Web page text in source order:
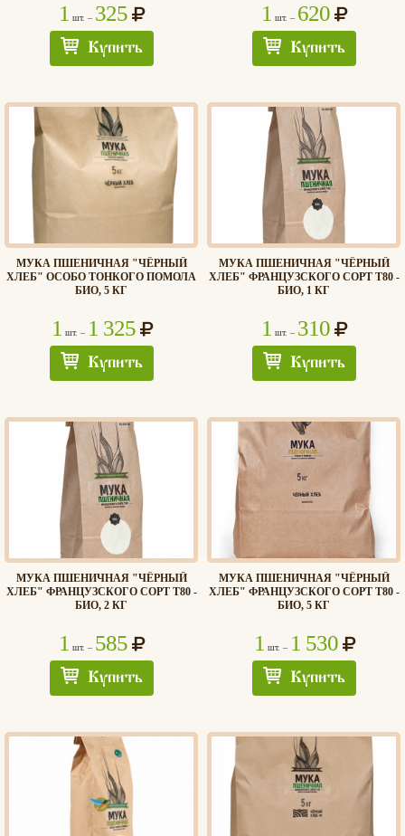
Хлеб
1 шт. – 325
Купить
1 шт. – 620
Купить
МУКА ПШЕНИЧНАЯ "ЧЁРНЫЙ
ХЛЕБ" ОСОБО ТОНКОГО ПОМОЛА
БИО, 5 КГ
1 шт. – 1 325
Купить
МУКА ПШЕНИЧНАЯ "ЧЁРНЫЙ
ХЛЕБ" ФРАНЦУЗСКОГО СОРТ Т80 -
БИО, 1 КГ
1 шт. – 310
Купить
МУКА ПШЕНИЧНАЯ "ЧЁРНЫЙ
ХЛЕБ" ФРАНЦУЗСКОГО СОРТ Т80 -
БИО, 2 КГ
1 шт. – 585
Купить
МУКА ПШЕНИЧНАЯ "ЧЁРНЫЙ
ХЛЕБ" ФРАНЦУЗСКОГО СОРТ Т80 -
БИО, 5 КГ
1 шт. – 1 530
Купить